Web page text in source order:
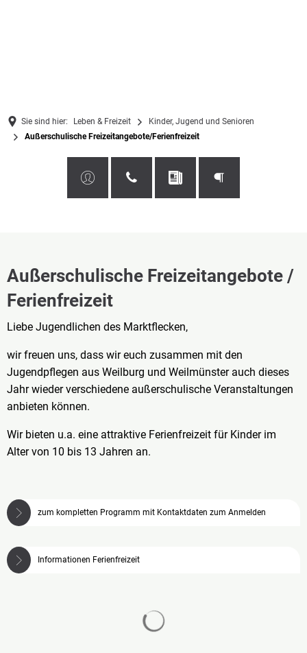
Sie sind hier: Leben & Freizeit
Kinder, Jugend und Senioren
Außerschulische Freizeitangebote/Ferienfreizeit
Außerschulische Freizeitangebote /
Ferienfreizeit
Liebe Jugendlichen des Marktflecken,
wir freuen uns, dass wir euch zusammen mit den
Jugendpflegen aus Weilburg und Weilmünster auch dieses
Jahr wieder verschiedene außerschulische Veranstaltungen
anbieten können.
Wir bieten u.a. eine attraktive Ferienfreizeit für Kinder im
Alter von 10 bis 13 Jahren an.
zum kompletten Programm mit Kontaktdaten zum Anmelden
Informationen Ferienfreizeit